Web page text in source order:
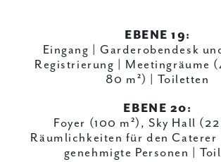
EBENE 19:
Eingang | Garderobendesk
Registrierung | Meetingräume
80 m²) | Toiletten
EBENE 20:
Foyer (100 m²), Sky Hall
Räumlichkeiten für den Caterer
genehmigte Personen |